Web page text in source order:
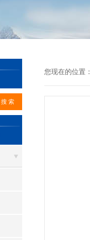
您现在的位置：